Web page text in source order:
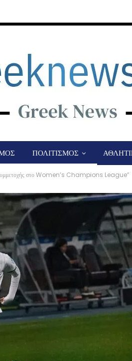
ΠΟΛΙΤΙΣΜΟΣ
συμμετοχής στο Women’s Champions League”